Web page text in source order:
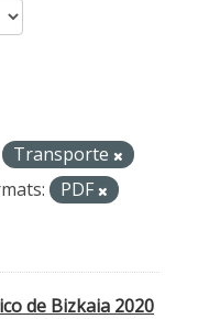
Transporte
PDF
de Bizkaia 2020